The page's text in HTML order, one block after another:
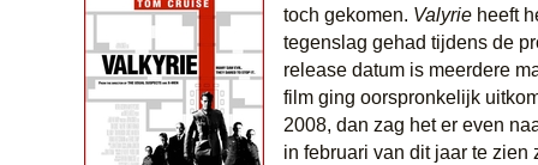
toch gekomen. Valyrie heeft
tegenslag gehad tijdens de
release datum is meerdere
film ging oorspronkelijk
2008, dan zag het er even
in februari van dit jaar te zien